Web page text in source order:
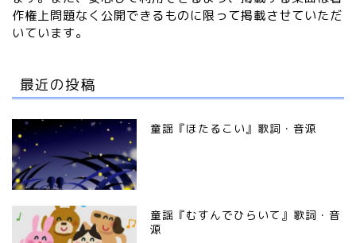
作権上問題なく公開できるものに限って掲載させていただ
いています。
最近の投稿
童謡『ほたるこい』歌詞・音源
童謡『むすんでひらいて』歌詞・音
源